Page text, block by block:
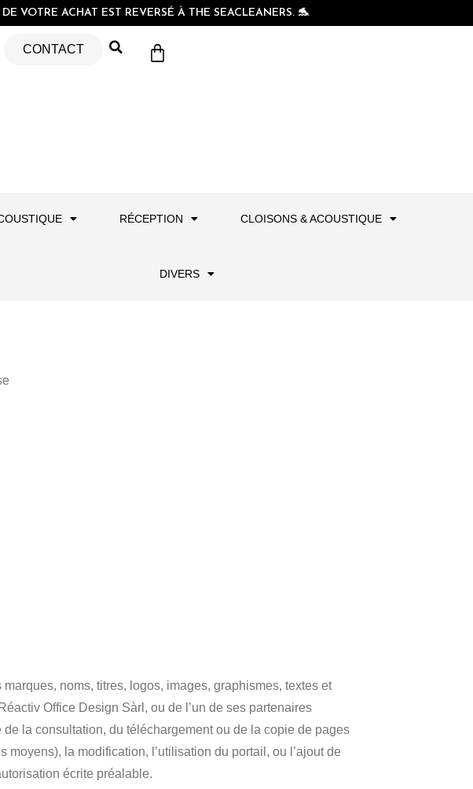
VOTRE ACHAT EST REVERSÉ À THE SEACLEANERS. 🐬
CONTACT
RÉCEPTION CLOISONS & ACOUSTIQUE
DIVERS
noms, titres, logos, images, graphismes, textes et
Office Design Sàrl, ou de l’un de ses partenaires
la consultation, du téléchargement ou de la copie de pages
la modification, l’utilisation du portail, ou l’ajout de
écrite préalable.